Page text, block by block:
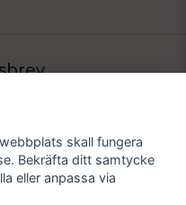
Skicka
skall fungera
Bekräfta ditt samtycke
eller anpassa via